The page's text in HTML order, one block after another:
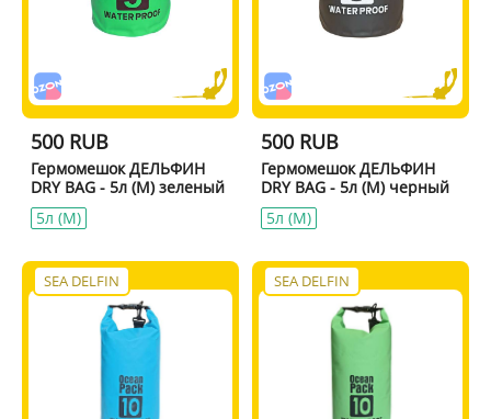
500 RUB
Гермомешок ДЕЛЬФИН
DRY BAG - 5л (M) зеленый
5л (M)
500 RUB
Гермомешок ДЕЛЬФИН
DRY BAG - 5л (M) черный
5л (M)
SEA DELFIN SEA DELFIN